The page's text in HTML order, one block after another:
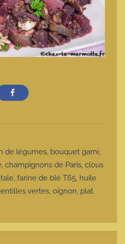
de légumes, bouquet garni,
, champignons de Paris, clous
, farine de blé T65, huile
vertes, oignon, plat